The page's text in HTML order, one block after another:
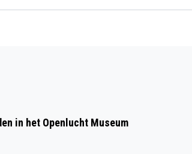
in het Openlucht Museum